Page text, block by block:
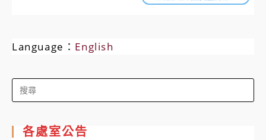
Language： English
Search
for:
各處室公告